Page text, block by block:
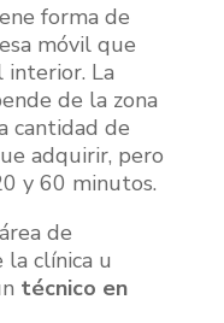
forma de
móvil que
interior. La
de la zona
cantidad de
adquirir, pero
y 60 minutos.
de
la clínica u
técnico en